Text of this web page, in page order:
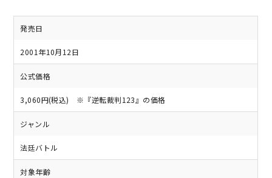
発売日
2001年10月12日
公式価格
3,060円(税込) ※『逆転裁判123』の価格
ジャンル
法廷バトル
対象年齢